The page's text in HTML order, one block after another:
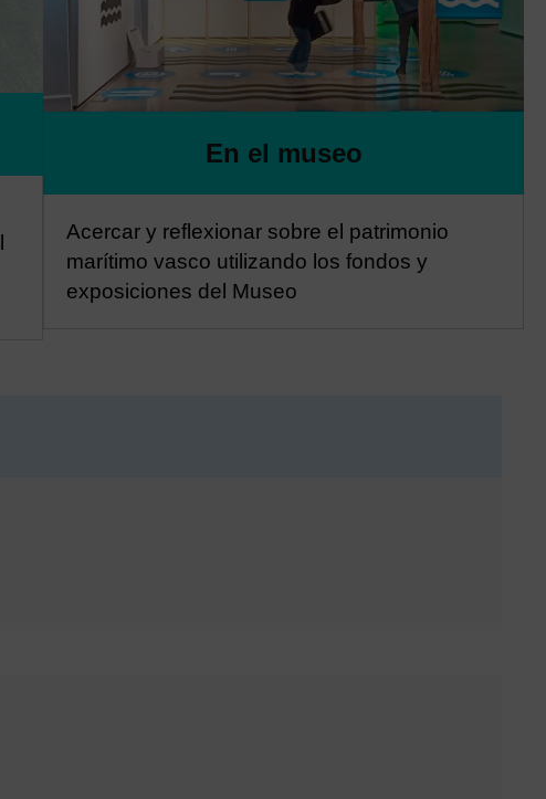
En el museo
Acercar y reflexionar sobre el patrimonio
marítimo vasco utilizando los fondos y
exposiciones del Museo